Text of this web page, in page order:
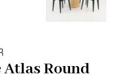
Atlas Round